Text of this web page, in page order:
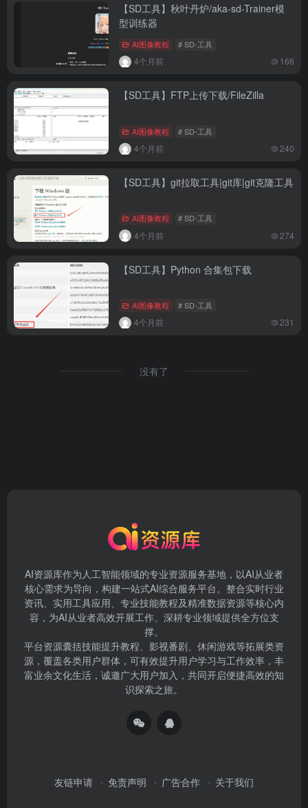
【SD工具】秋叶丹炉/aka-sd-Trainer模
型训练器
AI图像教程 # SD-工具
4个月前 166
【SD工具】FTP上传下载/FileZilla
AI图像教程 # SD-工具
4个月前 240
【SD工具】git拉取工具|git库|git克隆工具
AI图像教程 # SD-工具
4个月前 274
【SD工具】Python 合集包下载
AI图像教程 # SD-工具
4个月前 231
没有了
AI资源库作为人工智能领域的专业资源服务基地，以AI从业者
核心需求为导向，构建一站式AI综合服务平台。整合实时行业
资讯、实用工具应用、专业技能教程及精准数据资源等核心内
容，为AI从业者高效开展工作、深耕专业领域提供全方位支
撑。
平台资源囊括技能提升教程、影视番剧、休闲游戏等拓展类资
源，覆盖各类用户群体，可有效提升用户学习与工作效率，丰
富业余文化生活，诚邀广大用户加入，共同开启便捷高效的知
识探索之旅。
友链申请 免责声明 广告合作 关于我们